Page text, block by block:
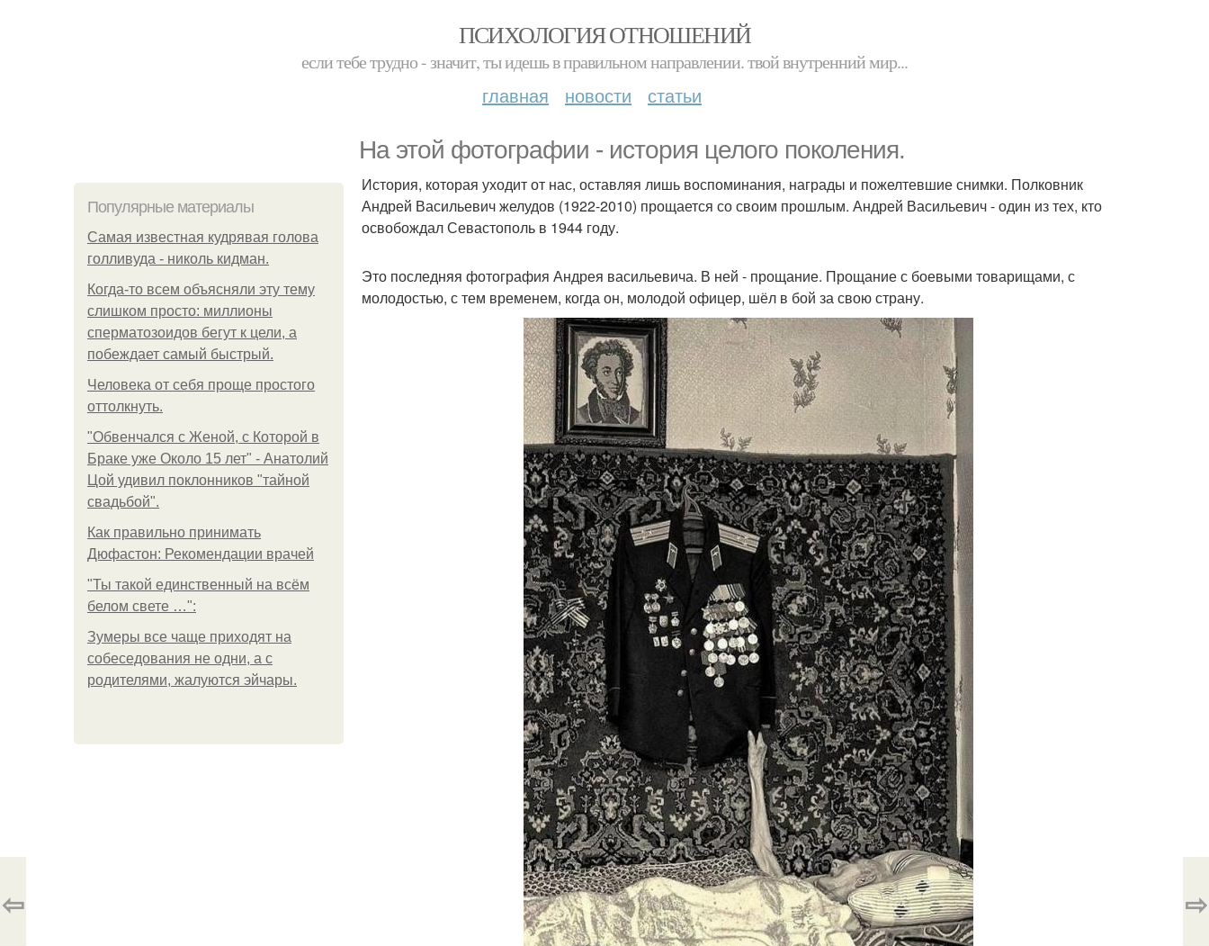
ПСИХОЛОГИЯ ОТНОШЕНИЙ
если тебе трудно - значит, ты идешь в правильном направлении. твой внутренний мир...
главная новости статьи
На этой фотографии - история целого поколения.
Популярные материалы
Самая известная кудрявая голова
голливуда - николь кидман.
Когда-то всем объясняли эту тему
слишком просто: миллионы
сперматозоидов бегут к цели, а
побеждает самый быстрый.
Человека от себя проще простого
оттолкнуть.
"Обвенчался с Женой, с Которой в
Браке уже Около 15 лет" - Анатолий
Цой удивил поклонников "тайной
свадьбой".
Как правильно принимать
Дюфастон: Рекомендации врачей
"Ты такой единственный на всём
белом свете …":
Зумеры все чаще приходят на
собеседования не одни, а с
родителями, жалуются эйчары.
История, которая уходит от нас, оставляя лишь воспоминания, награды и пожелтевшие снимки. Полковник
Андрей Васильевич желудов (1922-2010) прощается со своим прошлым. Андрей Васильевич - один из тех, кто
освобождал Севастополь в 1944 году.
Это последняя фотография Андрея васильевича. В ней - прощание. Прощание с боевыми товарищами, с
молодостью, с тем временем, когда он, молодой офицер, шёл в бой за свою страну.
⇦ ⇨